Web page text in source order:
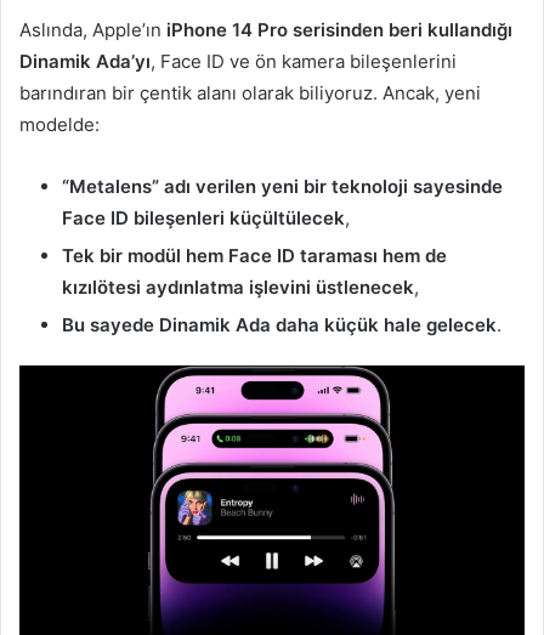
Aslında, Apple’ın iPhone 14 Pro serisinden beri kullandığı
Dinamik Ada’yı, Face ID ve ön kamera bileşenlerini
barındıran bir çentik alanı olarak biliyoruz. Ancak, yeni
modelde:
“Metalens” adı verilen yeni bir teknoloji sayesinde
Face ID bileşenleri küçültülecek,
Tek bir modül hem Face ID taraması hem de
kızılötesi aydınlatma işlevini üstlenecek,
Bu sayede Dinamik Ada daha küçük hale gelecek.